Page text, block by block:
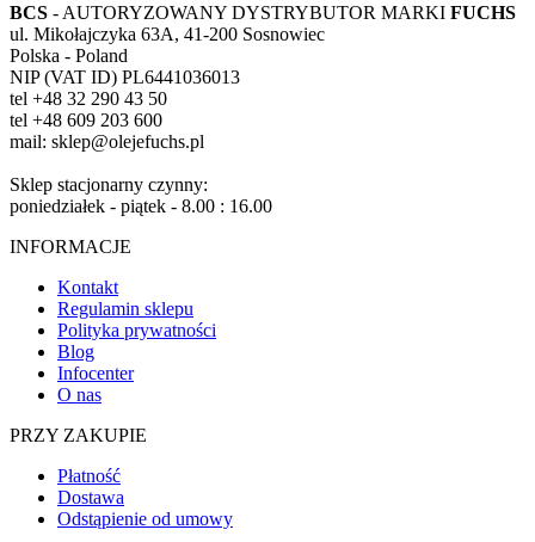
BCS - AUTORYZOWANY DYSTRYBUTOR MARKI FUCHS
ul. Mikołajczyka 63A, 41-200 Sosnowiec
Polska - Poland
NIP (VAT ID) PL6441036013
tel +48 32 290 43 50
tel +48 609 203 600
mail: sklep@olejefuchs.pl
Sklep stacjonarny czynny:
poniedziałek - piątek - 8.00 : 16.00
INFORMACJE
Kontakt
Regulamin sklepu
Polityka prywatności
Blog
Infocenter
O nas
PRZY ZAKUPIE
Płatność
Dostawa
Odstąpienie od umowy